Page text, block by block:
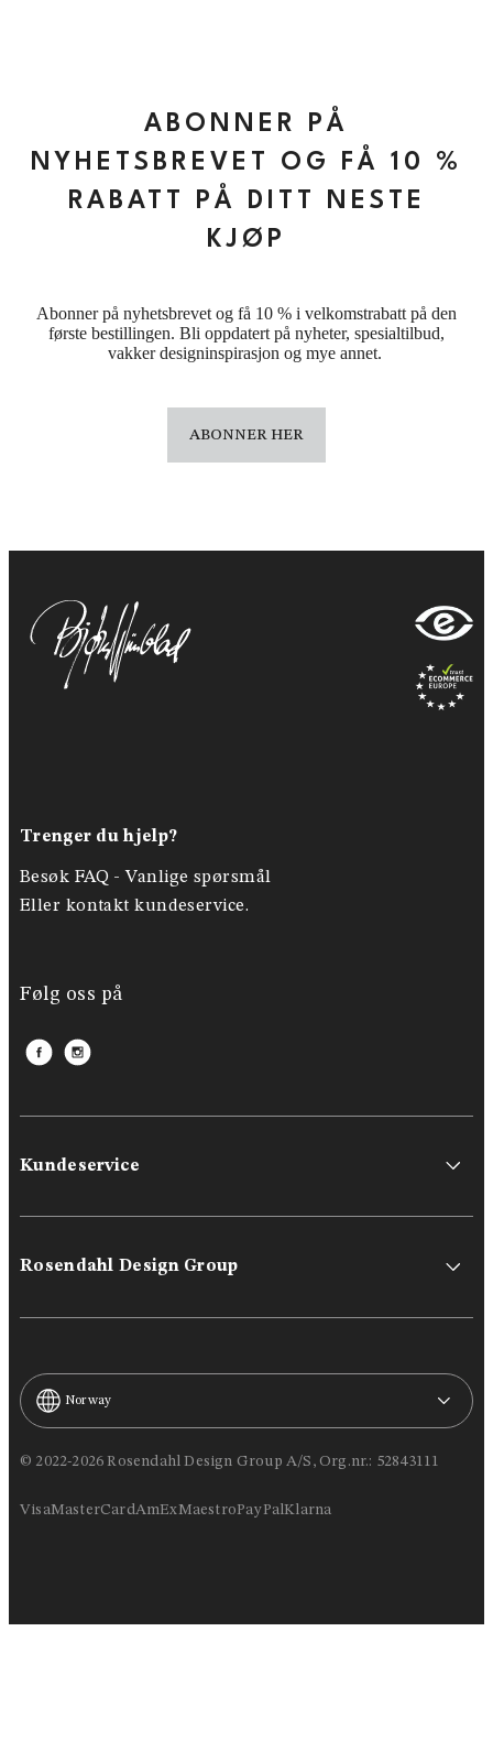
ABONNER PÅ
NYHETSBREVET OG FÅ 10 %
RABATT PÅ DITT NESTE
KJØP
Abonner på nyhetsbrevet og få 10 % i velkomstrabatt på den
første bestillingen. Bli oppdatert på nyheter, spesialtilbud,
vakker designinspirasjon og mye annet.
ABONNER HER
Trenger du hjelp?
Besøk FAQ -Vanlige spørsmål
Eller kontakt kundeservice.
Følg oss på
Kundeservice
Rosendahl Design Group
© 2022-2026 Rosendahl Design Group A/S, Org.nr.: 52843111
VisaMasterCard AmExMaestroPayPalKlarna
Norway